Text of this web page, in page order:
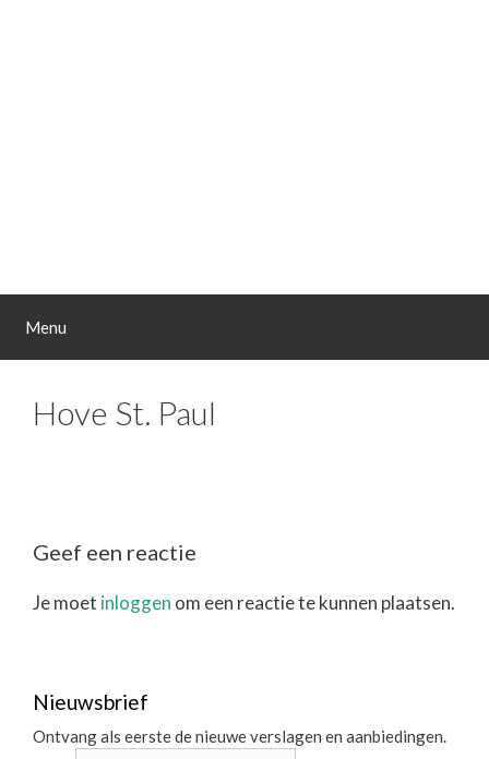
Menu
Hove St. Paul
Geef een reactie
Je moet inloggen om een reactie te kunnen plaatsen.
Nieuwsbrief
Ontvang als eerste de nieuwe verslagen en aanbiedingen.